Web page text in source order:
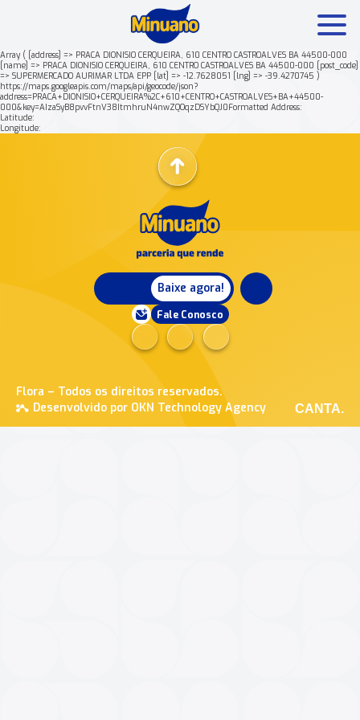
Array ( [address] => PRACA DIONISIO CERQUEIRA, 610 CENTRO CASTROALVES BA 44500-000
[name] => PRACA DIONISIO CERQUEIRA, 610 CENTRO CASTROALVES BA 44500-000 [post_code]
=> SUPERMERCADO AURIMAR LTDA EPP [lat] => -12.7628051 [lng] => -39.4270745 )
https://maps.googleapis.com/maps/api/geocode/json?
address=PRACA+DIONISIO+CERQUEIRA%2C+610+CENTRO+CASTROALVES+BA+44500-
000&key=AIzaSyB8pvvFtnV38ItmhruN4nwZQOqzDSYbQJ0Formatted Address:
Latitude:
Longitude:
Baixe agora!
Fale Conosco
Flora – Todos os direitos reservados.
Desenvolvido por OKN Technology Agency
CANTA.
Mais buscados: Produtos Minuano Rende +
Nossa história